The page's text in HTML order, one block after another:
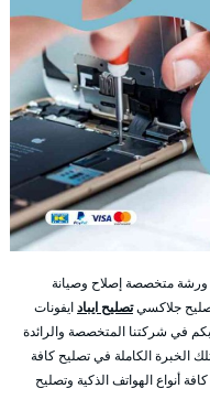
ورشة متخصصة إصلاح وصيانة
جلاكسيتصليح ايبادايفونات
في شركتنا المتخصصة والرائدة
الخبرة الكاملة في تصليح كافة
أنواع الهواتف الذكية وتصليح